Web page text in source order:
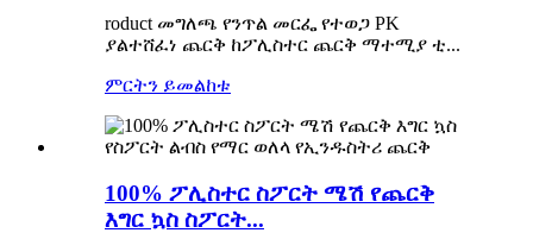
roduct መግለጫ የንጥል መርፌ የተወጋ PK
ያልተሸፈነ ጨርቅ ከፖሊስተር ጨርቅ ማተሚያ ቲ...
ምርትን ይመልከቱ
100% ፖሊስተር ስፖርት ሜሽ የጨርቅ
እግር ኳስ ስፖርት...